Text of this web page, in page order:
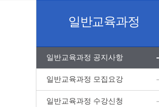
일반교육과정
일반교육과정 공지사항
일반교육과정 모집요강
일반교육과정 수강신청